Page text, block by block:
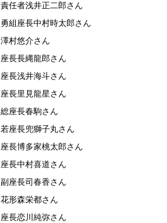
責任者浅井正二郎さん
勇組座長中村時太郎さん
澤村悠介さん
座長長縄龍郎さん
座長浅井海斗さん
座長里見龍星さん
総座長春駒さん
若座長兜獅子丸さん
座長博多家桃太郎さん
座長中村喜道さん
副座長司春香さん
花形森栄都さん
座長恋川純弥さん